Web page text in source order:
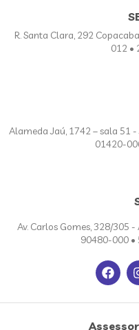
R. Santa Clara, 292
012 •
Alameda Jaú, 1742 – sala 51 -
01420-
Av. Carlos Gomes, 328/305
90480-000 •